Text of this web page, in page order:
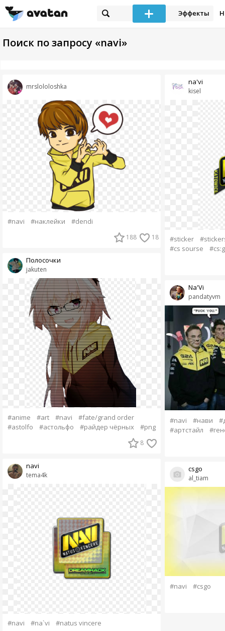
Эффекты
Поиск по запросу «navi»
mrslololoshka
#navi #наклейки #dendi
188 18
jakuten
Полосочки
#anime #art #navi
#fate/grand order
#astolfo
#астольфо #райдер чёрных #png
8
tema4k
navi
#navi #na`vi #natus vincere
kisel
na'vi
#sticker
#cs sourse
pandatyvm
Na'Vi
#navi #нави
#артстайл
al_tiam
csgo
#navi #csgo